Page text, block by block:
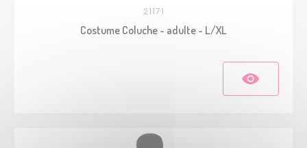
21171
Costume Coluche - adulte - L/XL